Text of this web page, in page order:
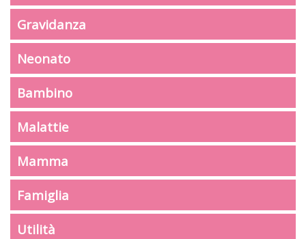
Gravidanza
Neonato
Bambino
Malattie
Mamma
Famiglia
Utilità